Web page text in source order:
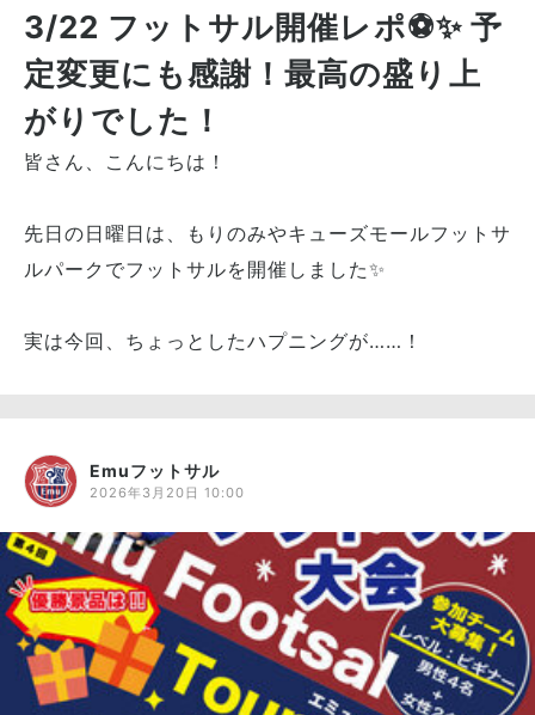
3/22 フットサル開催レポ⚽️✨ 予
定変更にも感謝！最高の盛り上
がりでした！
皆さん、こんにちは！
先日の日曜日は、もりのみやキューズモールフットサ
ルパークでフットサルを開催しました✨
実は今回、ちょっとしたハプニングが……！
Emuフットサル
2026年3月20日 10:00